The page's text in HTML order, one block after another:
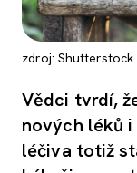
zdroj: Shutterstock
Vědci tvrdí,
nových léků
léčiva totiž